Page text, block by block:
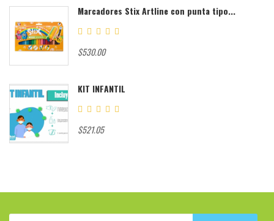
Marcadores Stix Artline con punta tipo...
$530.00
KIT INFANTIL
$521.05